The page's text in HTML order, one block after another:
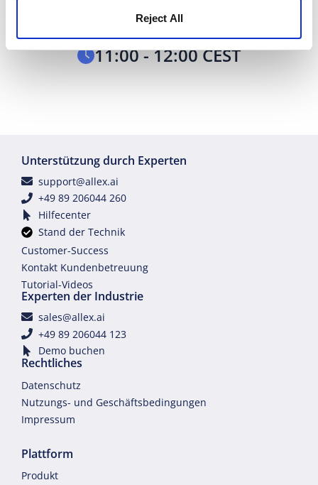
Reject All
22.09.2025
11:00 - 12:00 CEST
Unterstützung durch Experten
support@allex.ai
+49 89 206044 260
Hilfecenter
Stand der Technik
Customer-Success
Kontakt Kundenbetreuung
Tutorial-Videos
Experten der Industrie
sales@allex.ai
+49 89 206044 123
Demo buchen
Rechtliches
Datenschutz
Nutzungs- und Geschäftsbedingungen
Impressum
Plattform
Produkt